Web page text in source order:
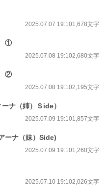
2025.07.07 19:101,678文字
①
2025.07.08 19:102,680文字
②
2025.07.08 19:102,195文字
（姉）Ｓide）
2025.07.09 19:101,857文字
ナ（妹）Side)
2025.07.09 19:101,260文字
2025.07.10 19:102,026文字